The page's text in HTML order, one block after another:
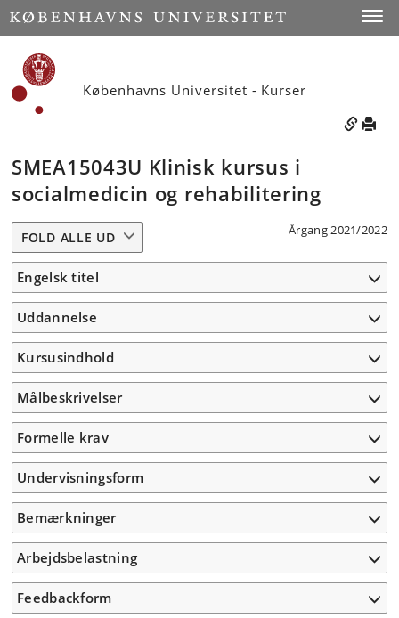
Københavns Universitet - Kurser
SMEA15043U Klinisk kursus i
socialmedicin og rehabilitering
Årgang 2021/2022
FOLD ALLE UD
Engelsk titel
Uddannelse
Kursusindhold
Målbeskrivelser
Formelle krav
Undervisningsform
Bemærkninger
Arbejdsbelastning
Feedbackform